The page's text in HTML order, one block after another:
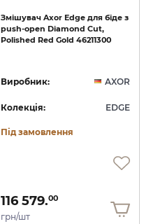
Змішувач Axor Edge для біде з
push-open Diamond Cut,
Polished Red Gold 46211300
Виробник: AXOR
Колекція: EDGE
Під замовлення
116 579.00
грн/шт